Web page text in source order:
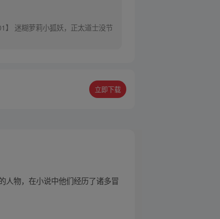
】 迷糊萝莉小狐妖，正太道士没节
立即下载
人物，在小说中他们经历了诸多冒